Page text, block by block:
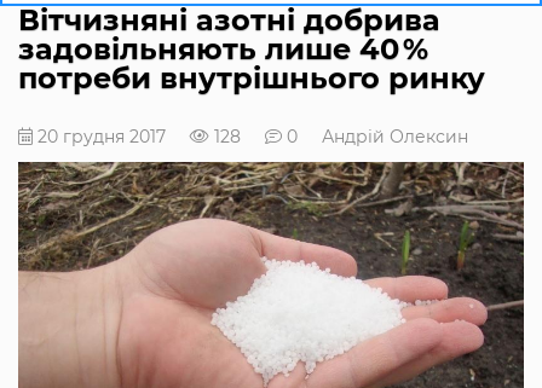
Вітчизняні азотні добрива
задовільняють лише 40 %
потреби внутрішнього ринку
20 грудня 2017 128 0 Андрій Олексин